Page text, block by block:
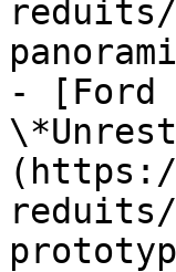
- [Ford
reduits/